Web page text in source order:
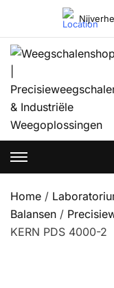
content
Weegschalenshop
Weegoplossingen
Home /
Balansen /
KERN PDS 4000-2